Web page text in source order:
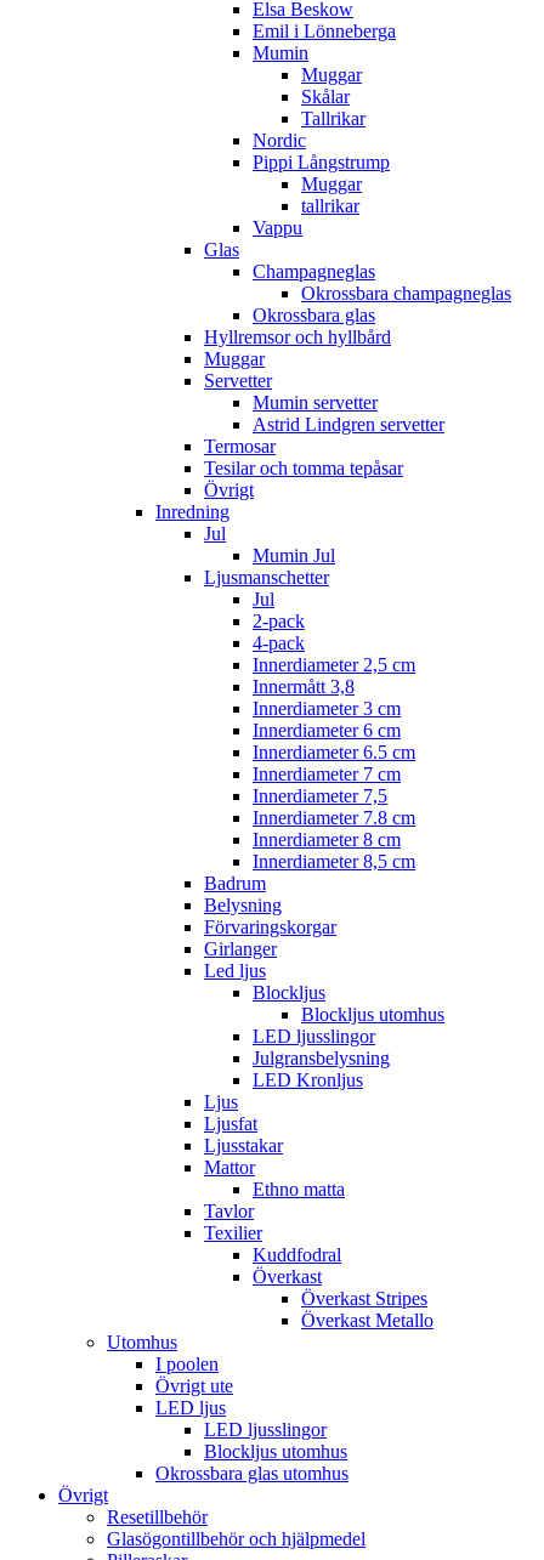
Elsa Beskow
Emil i Lönneberga
Mumin
Muggar
Skålar
Tallrikar
Nordic
Pippi Långstrump
Muggar
tallrikar
Vappu
Glas
Champagneglas
Okrossbara champagneglas
Okrossbara glas
Hyllremsor och hyllbård
Muggar
Servetter
Mumin servetter
Astrid Lindgren servetter
Termosar
Tesilar och tomma tepåsar
Övrigt
Inredning
Jul
Mumin Jul
Ljusmanschetter
Jul
2-pack
4-pack
Innerdiameter 2,5 cm
Innermått 3,8
Innerdiameter 3 cm
Innerdiameter 6 cm
Innerdiameter 6.5 cm
Innerdiameter 7 cm
Innerdiameter 7,5
Innerdiameter 7.8 cm
Innerdiameter 8 cm
Innerdiameter 8,5 cm
Badrum
Belysning
Förvaringskorgar
Girlanger
Led ljus
Blockljus
Blockljus utomhus
LED ljusslingor
Julgransbelysning
LED Kronljus
Ljus
Ljusfat
Ljusstakar
Mattor
Ethno matta
Tavlor
Texilier
Kuddfodral
Överkast
Överkast Stripes
Överkast Metallo
Utomhus
I poolen
Övrigt ute
LED ljus
LED ljusslingor
Blockljus utomhus
Okrossbara glas utomhus
Övrigt
Resetillbehör
Glasögontillbehör och hjälpmedel